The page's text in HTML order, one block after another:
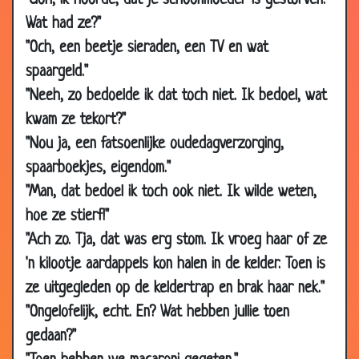
Wat had ze?"
"Och, een beetje sieraden, een TV en wat
spaargeld."
"Neeh, zo bedoelde ik dat toch niet. Ik bedoel, wat
kwam ze tekort?"
"Nou ja, een fatsoenlijke oudedagverzorging,
spaarboekjes, eigendom."
"Man, dat bedoel ik toch ook niet. Ik wilde weten,
hoe ze stierf!"
"Ach zo. Tja, dat was erg stom. Ik vroeg haar of ze
'n kilootje aardappels kon halen in de kelder. Toen is
ze uitgegleden op de keldertrap en brak haar nek."
"Ongelofelijk, echt. En? Wat hebben jullie toen
gedaan?"
01 Feb
Ik wil niet onbeleefd zijn
2012
Cadeau voor mijn schoonmoeder
25 May
2012
20 Mar
2012
Schoonmoeder
29 Jul
2011
Verkeerde afslag 3.30
21 Jul
2010
Ramp en ongeval 3.44
21 Jul
2010
Zo doe je dat 3.29
04 Jun